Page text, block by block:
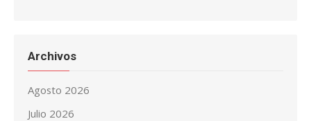
Archivos
Agosto 2026
Julio 2026